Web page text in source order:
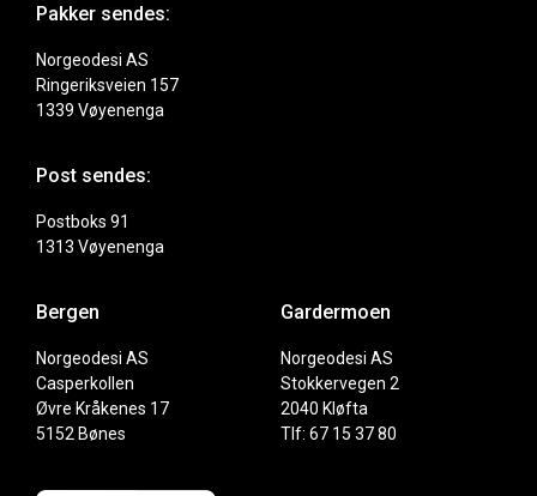
Pakker sendes:
Norgeodesi AS
Ringeriksveien 157
1339 Vøyenenga
Post sendes:
Postboks 91
1313 Vøyenenga
Bergen
Norgeodesi AS
Casperkollen
Øvre Kråkenes 17
5152 Bønes
Gardermoen
Norgeodesi AS
Stokkervegen 2
2040 Kløfta
Tlf: 67 15 37 80